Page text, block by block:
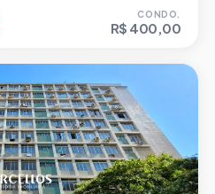
CONDO.
R$ 400,00